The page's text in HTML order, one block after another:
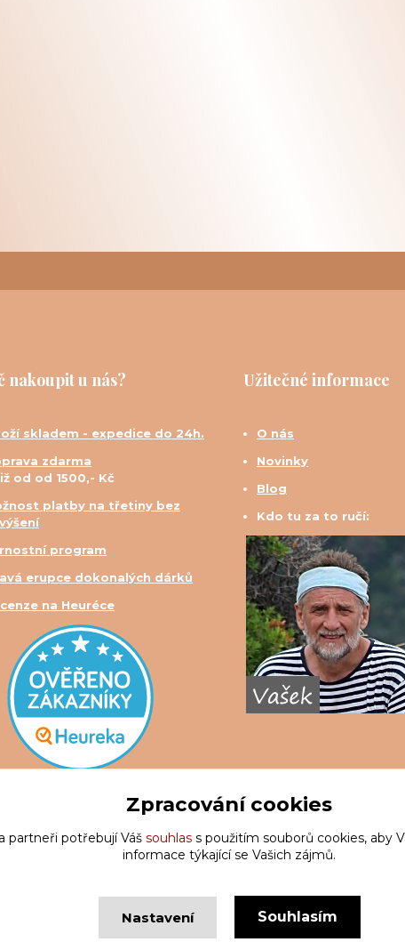
nakoupit u nás?
skladem - expedice do 24h.
zdarma
od od 1500,- Kč
platby na třetiny bez
program
erupce dokonalých dárků
na Heuréce
Užitečné informace
O nás
Novinky
Blog
Kdo tu za to ručí:
Zpracování cookies
partneři potřebují Váš souhlass použitím souborů cookies, aby
informace týkající se Vašich zájmů.
Nastavení Souhlasím